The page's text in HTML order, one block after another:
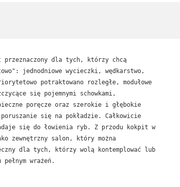
dla tych, którzy chcą
jednodniowe wycieczki, wędkarstwo,
potraktowano rozległe, modułowe
się pojemnymi schowkami,
poręcze oraz szerokie i głębokie
się na pokładzie. Całkowicie
się do łowienia ryb. Z przodu kokpit w
zewnętrzny salon, który można
dla tych, którzy wolą kontemplować lub
wrażeń.